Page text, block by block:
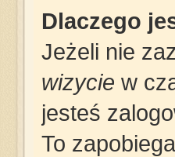
Dlaczego
Jeżeli nie
wizycie w
jesteś
To